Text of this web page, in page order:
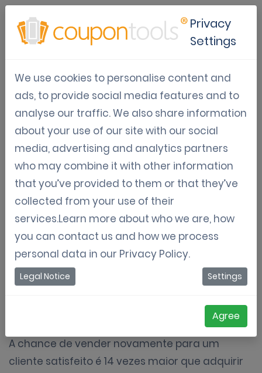
Busque
relacionamentos,
recompense a
fidelidade.
Criar clientes fieis é significativamente
mais barato que encontrar novos.
A chance de vender novamente para um
cliente satisfeito é 14 vezes maior que adquirir
Privacy
Settings
We use cookies to personalise content and
ads, to provide social media features and to
analyse our traffic. We also share information
about your use of our site with our social
media, advertising and analytics partners
who may combine it with other information
that you’ve provided to them or that they’ve
collected from your use of their
services.Learn more about who we are, how
you can contact us and how we process
personal data in our Privacy Policy.
Legal Notice Settings
Agree